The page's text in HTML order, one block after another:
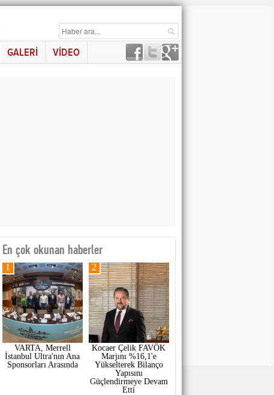
GALERİ VİDEO
En çok okunan haberler
VARTA, Merrell
İstanbul Ultra'nın Ana
Sponsorları Arasında
1
Kocaer Çelik FAVÖK
Marjını %16,1'e
Yükselterek Bilanço
Yapısını
Güçlendirmeye Devam
Etti
2